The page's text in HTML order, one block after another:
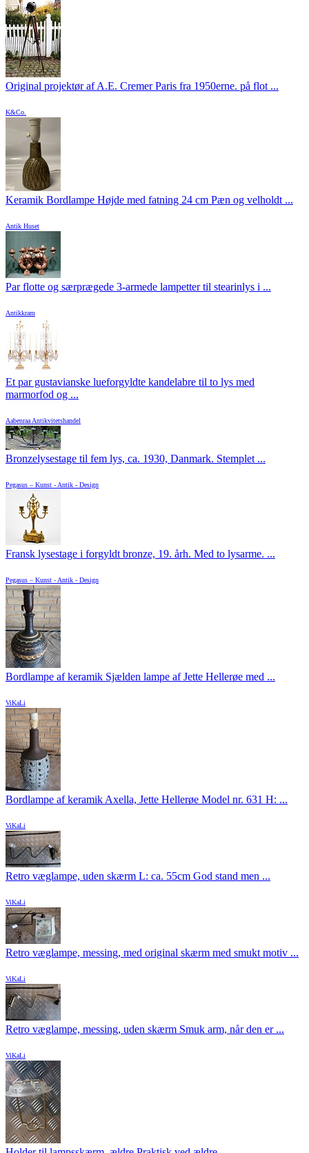
Original projektør af A.E. Cremer Paris fra 1950erne. på flot ...
K&Co.
Keramik Bordlampe Højde med fatning 24 cm Pæn og velholdt ...
Antik Huset
Par flotte og særprægede 3-armede lampetter til stearinlys i ...
Antikkram
Et par gustavianske lueforgyldte kandelabre til to lys med
marmorfod og ...
Aabenraa Antikvitetshandel
Bronzelysestage til fem lys, ca. 1930, Danmark. Stemplet ...
Pegasus – Kunst - Antik - Design
Fransk lysestage i forgyldt bronze, 19. årh. Med to lysarme. ...
Pegasus – Kunst - Antik - Design
Bordlampe af keramik Sjælden lampe af Jette Hellerøe med ...
ViKaLi
Bordlampe af keramik Axella, Jette Hellerøe Model nr. 631 H: ...
ViKaLi
Retro væglampe, uden skærm L: ca. 55cm God stand men ...
ViKaLi
Retro væglampe, messing, med original skærm med smukt motiv ...
ViKaLi
Retro væglampe, messing, uden skærm Smuk arm, når den er ...
ViKaLi